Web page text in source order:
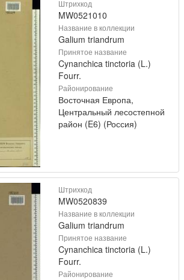
Штрихкод
MW0521010
Название в коллекции
Galium triandrum
Принятое название
Cynanchica tinctoria (L.)
Fourr.
Районирование
Восточная Европа,
Центральный лесостепной
район (E6) (Россия)
Штрихкод
MW0520839
Название в коллекции
Galium triandrum
Принятое название
Cynanchica tinctoria (L.)
Fourr.
Районирование